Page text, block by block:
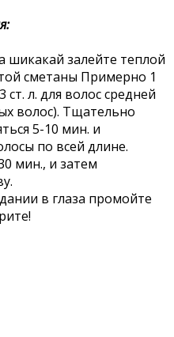
залейте теплой
сметаны Примерно 1
ст. л. для волос средней
волос). Тщательно
5-10 мин. и
по всей длине.
мин., и затем
в глаза промойте